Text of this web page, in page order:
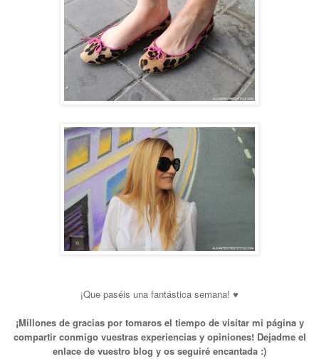
¡Que paséis una fantástica semana! ♥
¡Millones de gracias por tomaros el tiempo de visitar mi página y
compartir conmigo vuestras experiencias y opiniones! Dejadme el
enlace de vuestro blog y os seguiré encantada :)